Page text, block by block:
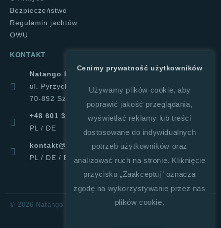
Bezpieczeństwo
Regulamin jachtów
OWU
KONTAKT
Natango Halina Górajek
ul. Pyrzycka 1a
70-892 Szczecin
+48 601 347 019
PL / DE
kontakt@natango.pl
PL / DE / ENG
© 2026 Natango
Cenimy prywatność użytkowników
Używamy plików cookie, aby
poprawić jakość przeglądania,
wyświetlać reklamy lub treści
dostosowane do indywidualnych
potrzeb użytkowników oraz
analizować ruch na stronie. Kliknięcie
przycisku „Zaakceptuj” oznacza
zgodę na wykorzystywanie przez nas
plików cookie.